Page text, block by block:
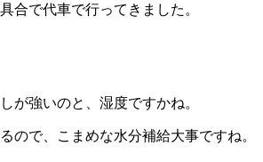
合で代車で行ってきました。
が強いのと、湿度ですかね。
ので、こまめな水分補給大事ですね。